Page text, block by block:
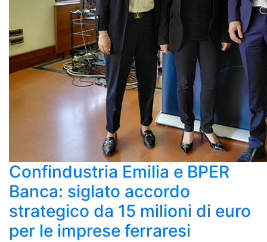
Confindustria Emilia e BPER
Banca: siglato accordo
strategico da 15 milioni di euro
per le imprese ferraresi